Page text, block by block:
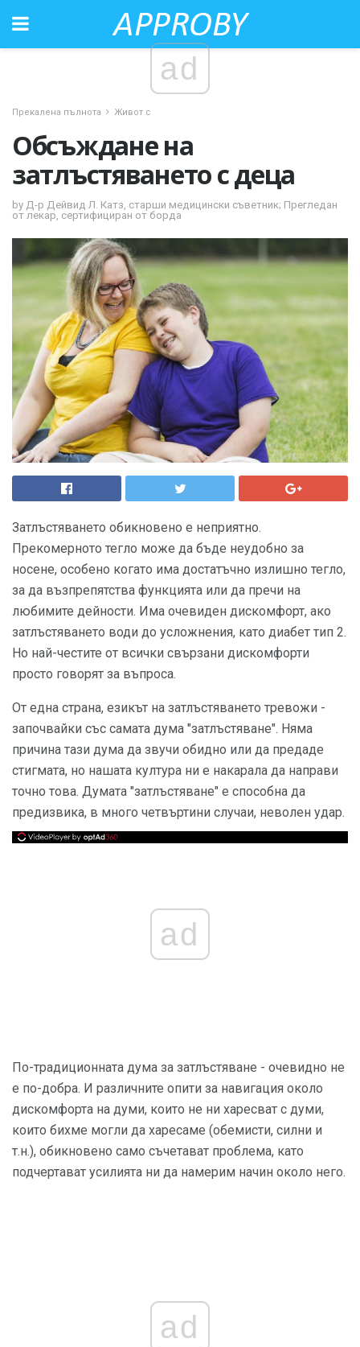
ad
Прекалена пълнота Живот с
Обсъждане на
затлъстяването с деца
by Д-р Дейвид Л. Катз, старши медицински съветник; Прегледан
от лекар, сертифициран от борда
Затлъстяването обикновено е неприятно.
Прекомерното тегло може да бъде неудобно за
носене, особено когато има достатъчно излишно тегло,
за да възпрепятства функцията или да пречи на
любимите дейности. Има очевиден дискомфорт, ако
затлъстяването води до усложнения, като диабет тип 2.
Но най-честите от всички свързани дискомфорти
просто говорят за въпроса.
От една страна, езикът на затлъстяването тревожи -
започвайки със самата дума "затлъстяване". Няма
причина тази дума да звучи обидно или да предаде
стигмата, но нашата култура ни е накарала да направи
точно това. Думата "затлъстяване" е способна да
предизвика, в много четвъртини случаи, неволен удар.
ad
По-традиционната дума за затлъстяване - очевидно не
е по-добра. И различните опити за навигация около
дискомфорта на думи, които не ни харесват с думи,
които бихме могли да харесаме (обемисти, силни и
т.н.), обикновено само съчетават проблема, като
подчертават усилията ни да намерим начин около него.
ad